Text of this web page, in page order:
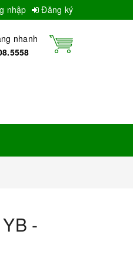
nhập Đăng ký
nhanh
-